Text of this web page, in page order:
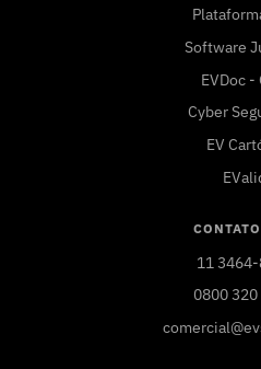
Software
EVDoc -
Cyber
EV
CONTATO
11
0800